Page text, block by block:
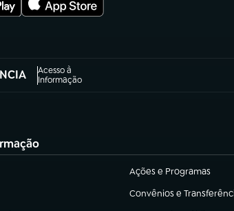
Acesso à
Informação
Ações e Programas
(abre em nova aba)
Convênios e
(abre em nova aba)